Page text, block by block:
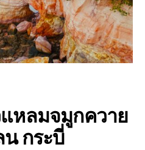
หลมจมูกควาย
กระบี่